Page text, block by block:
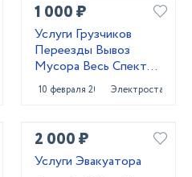
1 000 ₽
Услуги Грузчиков
Переезды Вывоз
Мусора Весь Спектр
Услуг
10 февраля 2021 Электросталь
2 000 ₽
Услуги Эвакуатора